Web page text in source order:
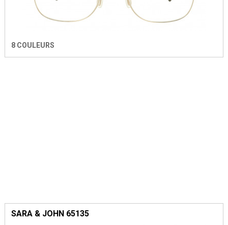
8 COULEURS
SARA & JOHN 65135